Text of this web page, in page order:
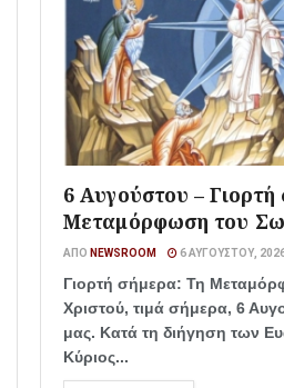
6 Αυγούστου –
Μεταμόρφωση του
ΑΠΌ NEWSROOM 6 ΑΥΓΟΎΣΤΟΥ,
Γιορτή σήμερα: Τη
Χριστού, τιμά σήμερα, 6
μας. Κατά τη διήγηση των
Κύριος...